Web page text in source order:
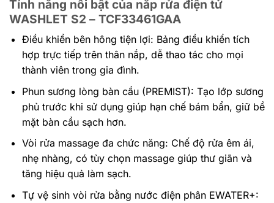
Tính năng nổi bật của nắp rửa điện tử
WASHLET S2 – TCF33461GAA
Điều khiển bên hông tiện lợi: Bảng điều khiển tích
hợp trực tiếp trên thân nắp, dễ thao tác cho mọi
thành viên trong gia đình.
Phun sương lòng bàn cầu (PREMIST): Tạo lớp sương
phủ trước khi sử dụng giúp hạn chế bám bẩn, giữ bề
mặt bàn cầu sạch hơn.
Vòi rửa massage đa chức năng: Chế độ rửa êm ái,
nhẹ nhàng, có tùy chọn massage giúp thư giãn và
tăng hiệu quả làm sạch.
Tự vệ sinh vòi rửa bằng nước điện phân EWATER+: